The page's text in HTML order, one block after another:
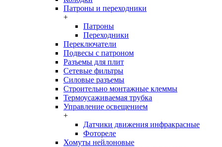
Патроны и переходники
+
Патроны
Переходники
Переключатели
Подвесы с патроном
Разъемы для плит
Сетевые фильтры
Силовые разъемы
Строительно монтажные клеммы
Термоусаживаемая трубка
Управление освещением
+
Датчики движения инфракрасные
Фотореле
Хомуты нейлоновые